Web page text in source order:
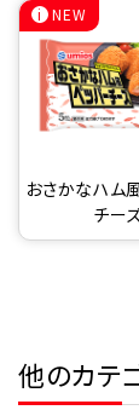
おさかなハム
チー
NEW
他のカテ